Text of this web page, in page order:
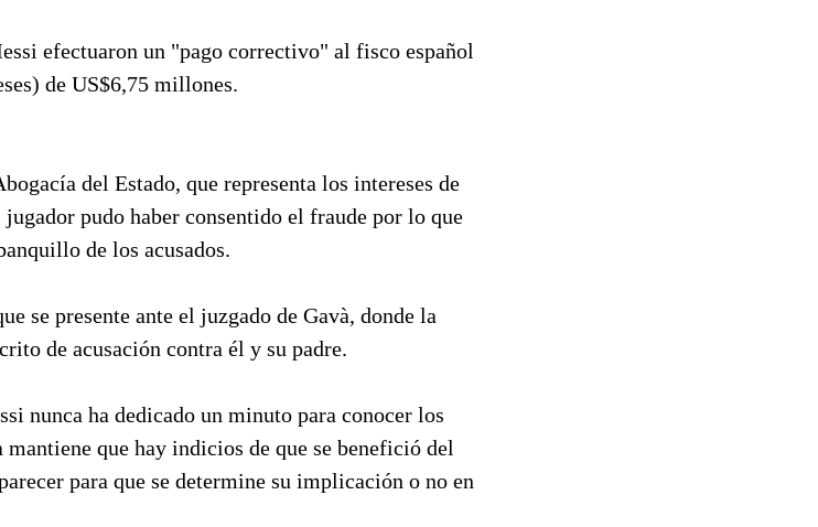
efectuaron un "pago correctivo" al fisco español
de US$6,75 millones.
del Estado, que representa los intereses de
pudo haber consentido el fraude por lo que
de los acusados.
se presente ante el juzgado de Gavà, donde la
de acusación contra él y su padre.
nunca ha dedicado un minuto para conocer los
que hay indicios de que se benefició del
para que se determine su implicación o no en